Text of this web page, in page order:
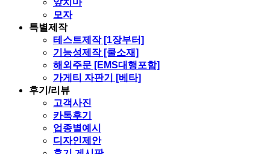
앞치마
모자
특별제작
테스트제작 [1장부터]
기능성제작 [쿨소재]
해외주문 [EMS대행포함]
가게티 자판기 [베타]
후기/리뷰
고객사진
카톡후기
업종별예시
디자인제안